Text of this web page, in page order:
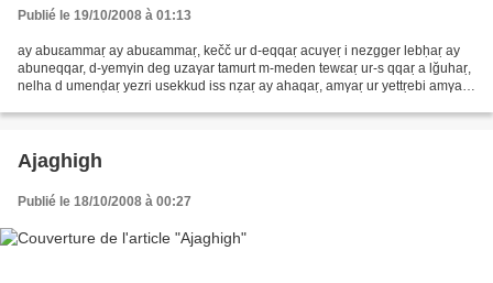
Publié le 19/10/2008 à 01:13
ay abuεammaṛ ay abuεammaṛ, kečč ur d-eqqaṛ acuγeṛ i nezgger lebḥaṛ ay
abuneqqar, d-yemγin deg uzaγar tamurt m-meden tewεaṛ ur-s qqaṛ a lğuhaṛ,
nelha d umenḍaṛ yezri usekkud iss nẓaṛ ay ahaqaṛ, amγaṛ ur yettṛebi amγaṛ
Ajaghigh
Publié le 18/10/2008 à 00:27